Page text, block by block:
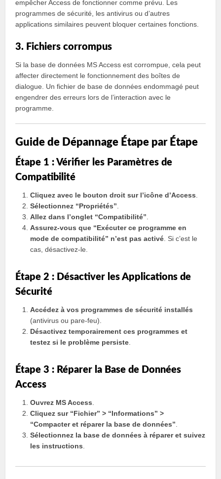
empêcher Access de fonctionner comme prévu. Les
programmes de sécurité, les antivirus ou d’autres
applications similaires peuvent bloquer certaines fonctions.
3. Fichiers corrompus
Si la base de données MS Access est corrompue, cela peut
affecter directement le fonctionnement des boîtes de
dialogue. Un fichier de base de données endommagé peut
engendrer des erreurs lors de l’interaction avec le
programme.
Guide de Dépannage Étape par Étape
Étape 1 : Vérifier les Paramètres de
Compatibilité
Cliquez avec le bouton droit sur l’icône d’Access
Sélectionnez “Propriétés”
Allez dans l’onglet “Compatibilité”
Assurez-vous que “Exécuter ce programme en
mode de compatibilité” n’est pas activé . Si c’est le
cas, désactivez-le.
Étape 2 : Désactiver les Applications de
Sécurité
Accédez à vos programmes de sécurité installés
(antivirus ou pare-feu).
Désactivez temporairement ces programmes et
testez si le problème persiste
Étape 3 : Réparer la Base de Données
Access
Ouvrez MS Access
Cliquez sur “Fichier” > “Informations” >
“Compacter et réparer la base de données”
Sélectionnez la base de données à réparer et suivez
les instructions